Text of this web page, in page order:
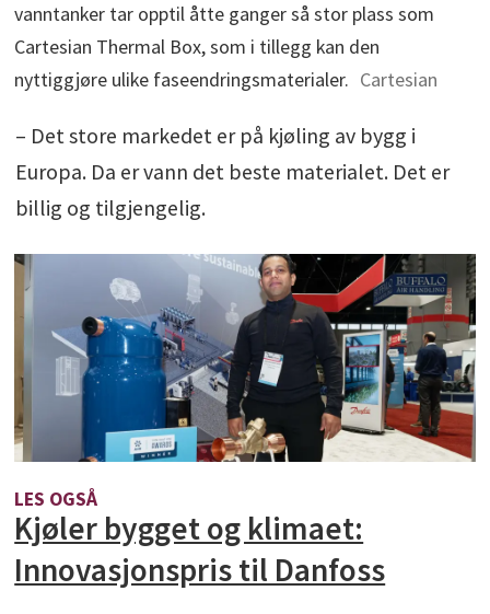
vanntanker tar opptil åtte ganger så stor plass som
Cartesian Thermal Box, som i tillegg kan den
nyttiggjøre ulike faseendringsmaterialer. Cartesian
– Det store markedet er på kjøling av bygg i
Europa. Da er vann det beste materialet. Det er
billig og tilgjengelig.
LES OGSÅ
Kjøler bygget og klimaet:
Innovasjonspris til Danfoss